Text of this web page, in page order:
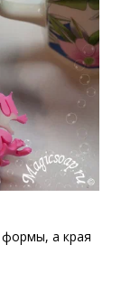
а края